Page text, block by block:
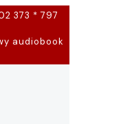
373 * 797
audiobook